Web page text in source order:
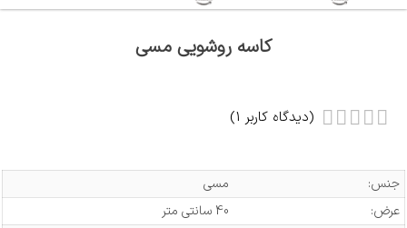
کاسه روشویی مسی
(دیدگاه کاربر 1
)
جنس:
مسی
عرض:
40 سانتی متر